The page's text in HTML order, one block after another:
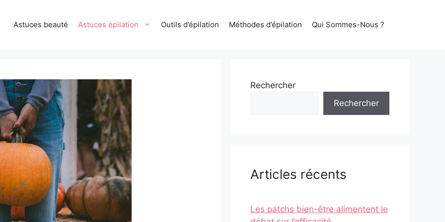
Astuces beauté Astuces épilation Outils d’épilation Méthodes d’épilation Qui Sommes-Nous ?
Rechercher
Rechercher
Articles récents
Les patchs bien-être alimentent le